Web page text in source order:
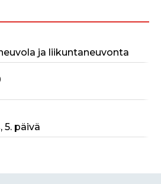
ja liikuntaneuvonta
5. päivä